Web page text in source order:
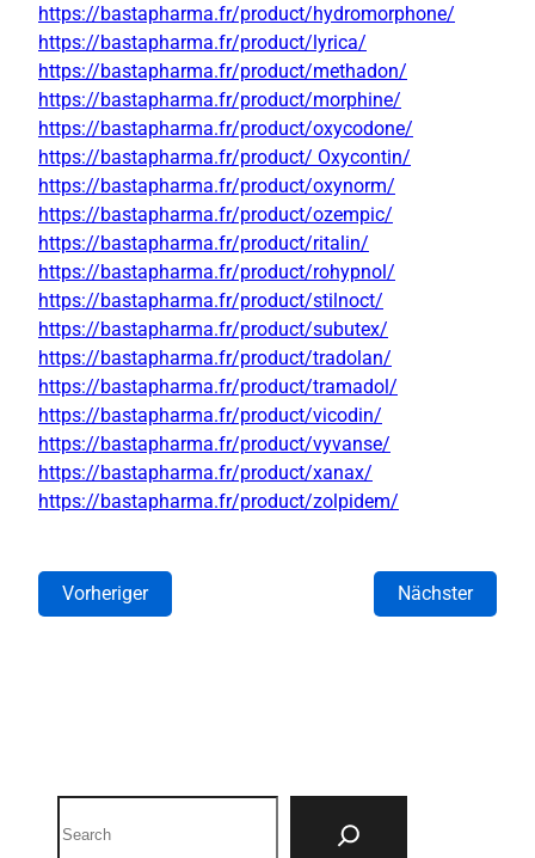
https://bastapharma.fr/product/hydromorphone/
https://bastapharma.fr/product/lyrica/
https://bastapharma.fr/product/methadon/
https://bastapharma.fr/product/morphine/
https://bastapharma.fr/product/oxycodone/
https://bastapharma.fr/product/ Oxycontin/
https://bastapharma.fr/product/oxynorm/
https://bastapharma.fr/product/ozempic/
https://bastapharma.fr/product/ritalin/
https://bastapharma.fr/product/rohypnol/
https://bastapharma.fr/product/stilnoct/
https://bastapharma.fr/product/subutex/
https://bastapharma.fr/product/tradolan/
https://bastapharma.fr/product/tramadol/
https://bastapharma.fr/product/vicodin/
https://bastapharma.fr/product/vyvanse/
https://bastapharma.fr/product/xanax/
https://bastapharma.fr/product/zolpidem/
Vorheriger Nächster